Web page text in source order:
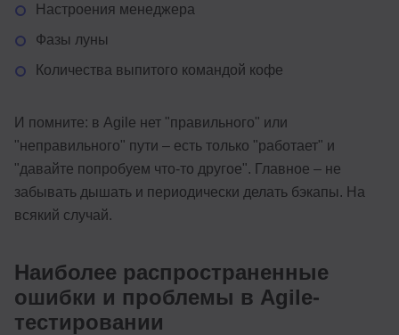
Настроения менеджера
Фазы луны
Количества выпитого командой кофе
И помните: в Agile нет "правильного" или
"неправильного" пути – есть только "работает" и
"давайте попробуем что-то другое". Главное – не
забывать дышать и периодически делать бэкапы. На
всякий случай.
Наиболее распространенные
ошибки и проблемы в Agile-
тестировании